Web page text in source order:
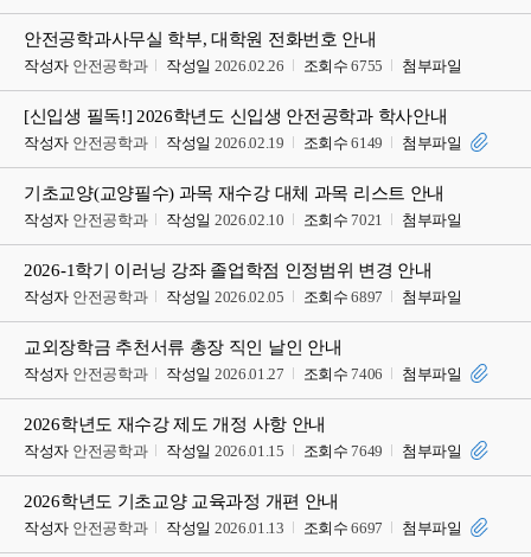
안전공학과사무실 학부, 대학원 전화번호 안내
작성자 안전공학과 작성일 2026.02.26 조회수 6755 첨부파일
[신입생 필독!] 2026학년도 신입생 안전공학과 학사안내
작성자 안전공학과 작성일 2026.02.19 조회수 6149 첨부파일
기초교양(교양필수) 과목 재수강 대체 과목 리스트 안내
작성자 안전공학과 작성일 2026.02.10 조회수 7021 첨부파일
2026-1학기 이러닝 강좌 졸업학점 인정범위 변경 안내
작성자 안전공학과 작성일 2026.02.05 조회수 6897 첨부파일
교외장학금 추천서류 총장 직인 날인 안내
작성자 안전공학과 작성일 2026.01.27 조회수 7406 첨부파일
2026학년도 재수강 제도 개정 사항 안내
작성자 안전공학과 작성일 2026.01.15 조회수 7649 첨부파일
2026학년도 기초교양 교육과정 개편 안내
작성자 안전공학과 작성일 2026.01.13 조회수 6697 첨부파일